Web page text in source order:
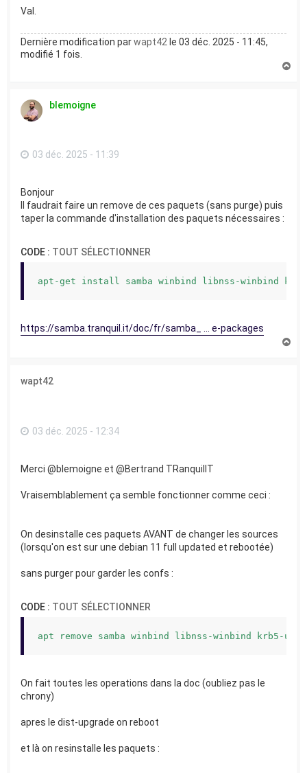
Val.
Dernière modification parwapt42 le 03 déc. 2025 - 11:45,
modifié 1 fois.
blemoigne
03 déc. 2025 - 11:39
Bonjour
Il faudrait faire un remove de ces paquets (sans purge) puis
taper la commande d'installation des paquets nécessaires :
CODE : TOUT SÉLECTIONNER
apt-get install samba winbind libnss-winbind
https://samba.tranquil.it/doc/fr/samba_ ... e-packages
wapt42
03 déc. 2025 - 12:34
Merci @blemoigne et @Bertrand TRanquilIT
Vraisemblablement ça semble fonctionner comme ceci :
On desinstalle ces paquets AVANT de changer les sources
(lorsqu'on est sur une debian 11 full updated et rebootée)
sans purger pour garder les confs :
CODE : TOUT SÉLECTIONNER
apt remove samba winbind libnss-winbind krb5-
On fait toutes les operations dans la doc (oubliez pas le
chrony)
apres le dist-upgrade on reboot
et là on resinstalle les paquets :